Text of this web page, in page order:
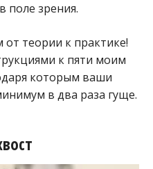
зрения.
теории к практике!
к пяти моим
которым ваши
в два раза гуще.